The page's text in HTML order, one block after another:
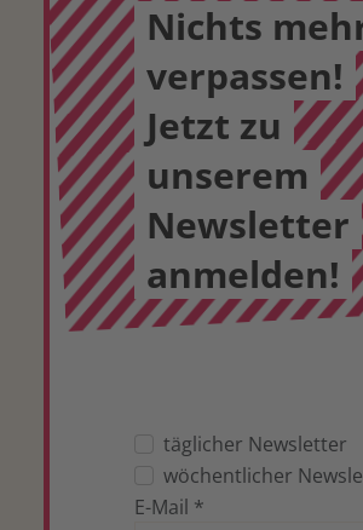
Nichts
verpassen!
Jetzt zu
unserem
Newsletter
anmelden!
täglicher Newsletter
wöchentlicher
E-Mail *